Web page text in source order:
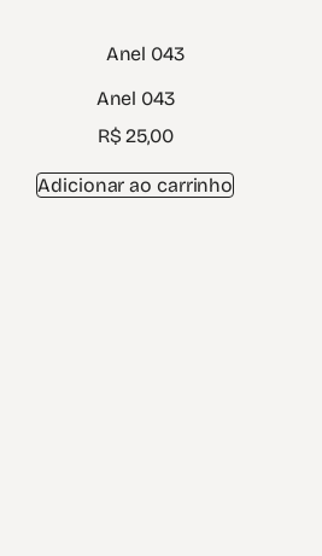
Anel 043
R$ 25,00
Adicionar ao carrinho